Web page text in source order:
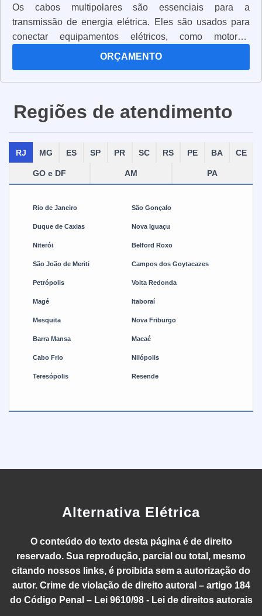
Os cabos multipolares são essenciais para a
transmissão de energia elétrica. Eles são usados para
conectar equipamentos elétricos, como motores,
transformadores, geradores e outros dispositivos. Os
resistentes e de alta qualidade, para garantir a
Além disso, eles são projetados para suportar altas
temperaturas e vibrações, para que possam ser usados
são projetados para serem flexíveis, para que possam
ser instalados em locais de difícil acesso. Eles são a
solução ideal para a transmissão de energia elétrica em
eficiência e durabilidade.
ORÇAMENTO
Regiões de atendimento
RJ MG ES SP PR SC RS PE BA CE
GO e DF AM PA
Rio de Janeiro São Gonçalo
Duque de Caxias Nova Iguaçu
Niterói Belford Roxo
São João de Meriti Campos dos Goytacazes
Petrópolis Volta Redonda
Magé Itaboraí
Mesquita Nova Friburgo
Barra Mansa Macaé
Cabo Frio Nilópolis
Teresópolis Resende
Alternativa Elétrica
O conteúdo do texto desta página é de direito
reservado. Sua reprodução, parcial ou total, mesmo
citando nossos links, é proibida sem a autorização do
autor. Crime de violação de direito autoral – artigo 184
do Código Penal – Lei 9610/98 - Lei de direitos autorais